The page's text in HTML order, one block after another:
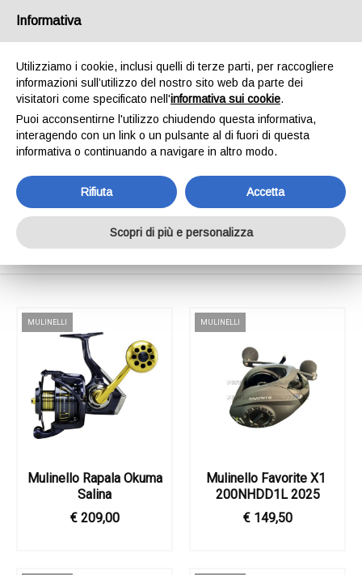
SPEDIAMO IN 24/48H - SPEDIZIONI GRATUITE
INVIA MESSAGGIO
Shop Online
Home
MULINELLI
Mulinello Rapala Okuma
Salina
€ 209,00
MULINELLI
Mulinello Favorite X1 ​
200NHDD1L 2025
€ 149,50
Informativa
Utilizziamo i cookie, inclusi quelli di terze parti, per raccogliere
informazioni sull’utilizzo del nostro sito web da parte dei
visitatori come specificato nell'informativa sui cookie.
Puoi acconsentirne l'utilizzo chiudendo questa informativa,
interagendo con un link o un pulsante al di fuori di questa
informativa o continuando a navigare in altro modo.
Rifiuta Accetta
Scopri di più e personalizza